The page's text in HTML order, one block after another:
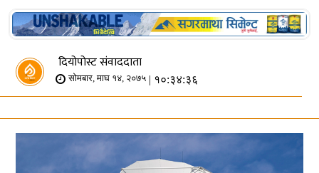
दियोपोस्ट संवाददाता
सोमबार, माघ १४, २०७५ | १०:३४:३६